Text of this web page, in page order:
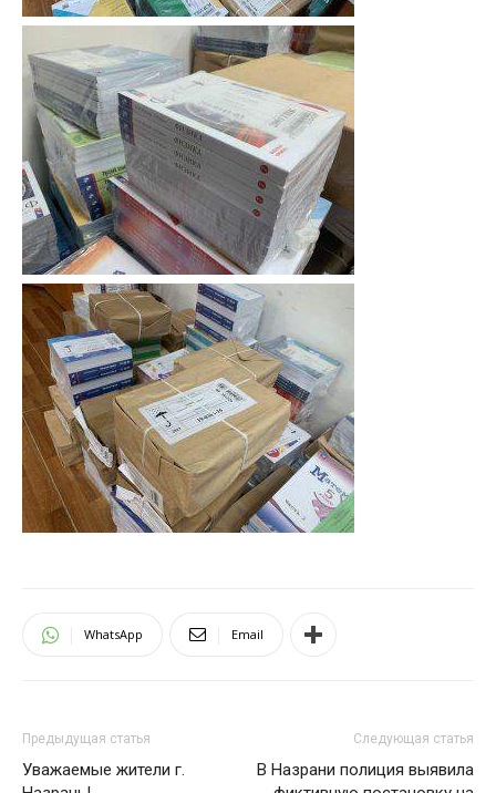
WhatsApp Email
Предыдущая статья
Уважаемые жители г.
Следующая статья
В Назрани полиция выявила